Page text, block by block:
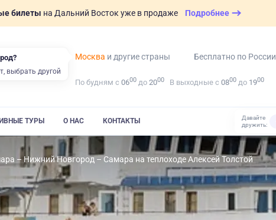
билеты на Дальний Восток уже в продаже Подробнее
Москва и другие страны Бесплатно по России
По будням с 0600 до 2000 В выходные с 0800 до 1900
ТУРЫ О НАС КОНТАКТЫ
Давайте
дружить:
– Нижний Новгород – Самара на теплоходе Алексей Толстой
выбрать другой